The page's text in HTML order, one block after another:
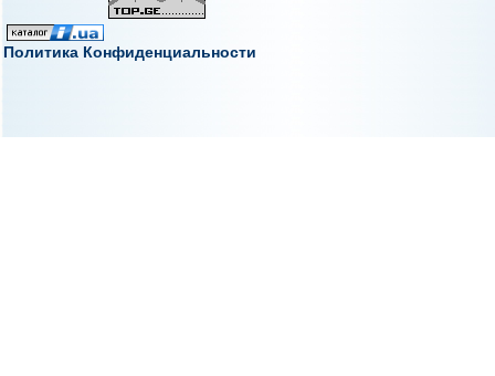
Политика Конфиденциальности